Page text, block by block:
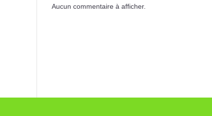
Aucun commentaire à afficher.